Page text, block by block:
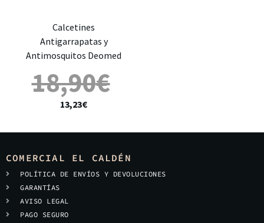
Calcetines
Antigarrapatas y
Antimosquitos Deomed
18,90€
13,23€
COMERCIAL EL CALDÉN
POLÍTICA DE ENVÍOS Y DEVOLUCIONES
GARANTÍAS
AVISO LEGAL
PAGO SEGURO